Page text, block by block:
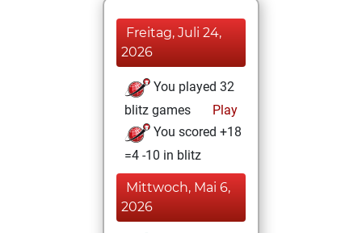
Freitag, Juli 24,
2026
You played 32
blitz games
Play
You scored +18
=4 -10 in blitz
Mittwoch, Mai 6,
2026